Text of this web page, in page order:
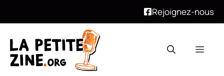
Rejoignez-nous
contenu